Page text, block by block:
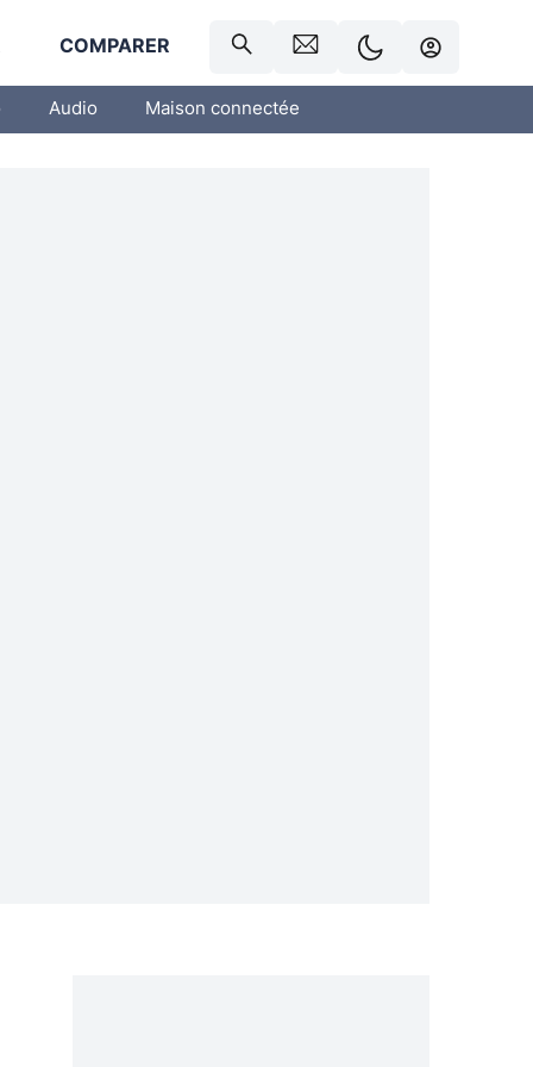
COMPARER
Audio Maison connectée